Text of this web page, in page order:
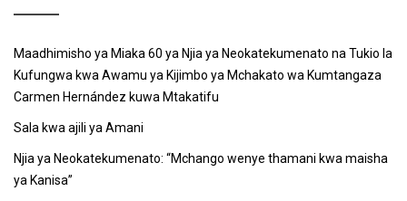
Maadhimisho ya Miaka 60 ya Njia ya Neokatekumenato na Tukio la
Kufungwa kwa Awamu ya Kijimbo ya Mchakato wa Kumtangaza
Carmen Hernández kuwa Mtakatifu
Sala kwa ajili ya Amani
Njia ya Neokatekumenato: “Mchango wenye thamani kwa maisha
ya Kanisa”